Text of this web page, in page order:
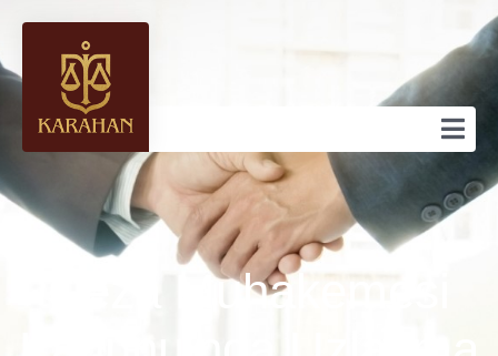
Ceza Muhakemesi